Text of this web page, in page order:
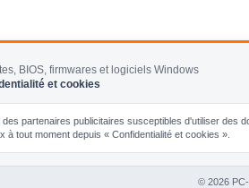
BIOS, firmwares et logiciels Windows
et cookies
des partenaires publicitaires susceptibles d'utiliser
à tout moment depuis « Confidentialité et cookies ».
© 2026